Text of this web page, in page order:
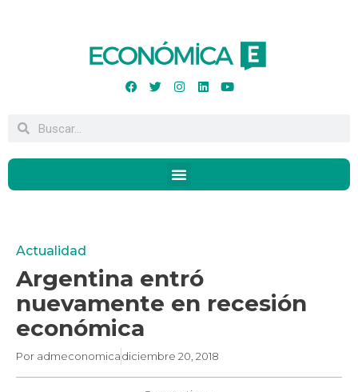
Actualidad
Argentina entró
nuevamente en recesión
económica
Por admeconomicadiciembre 20, 2018